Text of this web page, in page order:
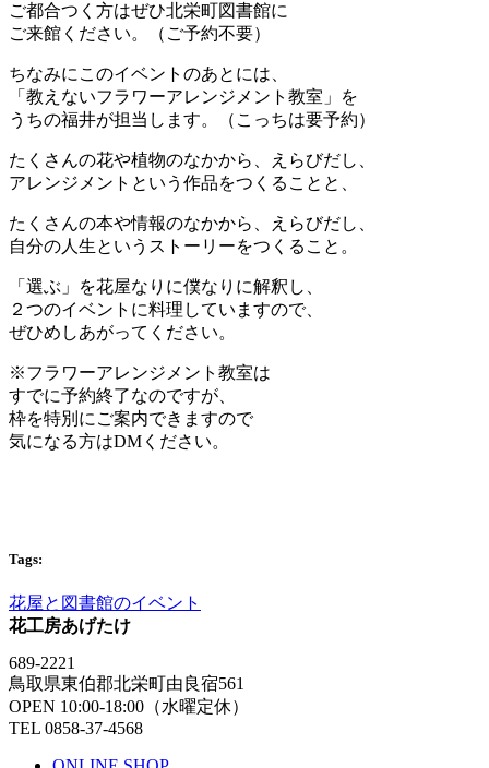
ご都合つく方はぜひ北栄町図書館に
ご来館ください。（ご予約不要）
ちなみにこのイベントのあとには、
「教えないフラワーアレンジメント教室」を
うちの福井が担当します。（こっちは要予約）
たくさんの花や植物のなかから、えらびだし、
アレンジメントという作品をつくることと、
たくさんの本や情報のなかから、えらびだし、
自分の人生というストーリーをつくること。
「選ぶ」を花屋なりに僕なりに解釈し、
２つのイベントに料理していますので、
ぜひめしあがってください。
※フラワーアレンジメント教室は
すでに予約終了なのですが、
枠を特別にご案内できますので
気になる方はDMください。
Tags:
花屋と図書館のイベント
花工房あげたけ
689-2221
鳥取県東伯郡北栄町由良宿561
OPEN 10:00-18:00（水曜定休）
TEL 0858-37-4568